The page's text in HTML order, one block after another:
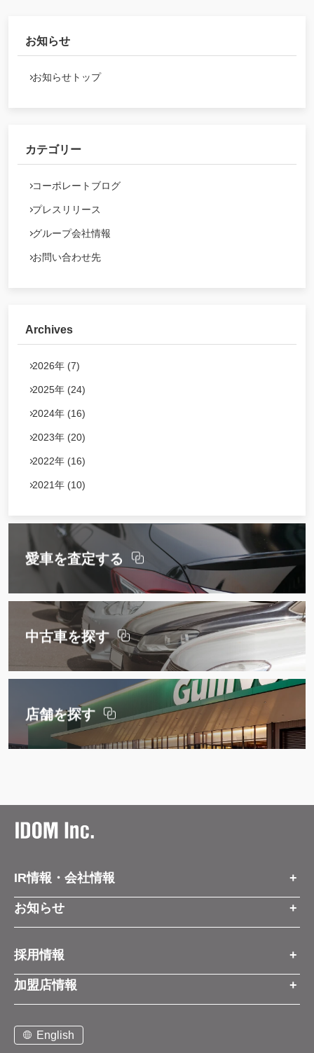
お知らせ
お知らせトップ
カテゴリー
コーポレートブログ
プレスリリース
グループ会社情報
お問い合わせ先
Archives
2026年 (7)
2025年 (24)
2024年 (16)
2023年 (20)
2022年 (16)
2021年 (10)
愛車を査定する
中古車を探す
店舗を探す
IR情報・会社情報
IR情報トップ
会社情報
お知らせ
経営方針
事業展開
お知らせ
プレスリリース
コーポレートブログ
お問い合わせ
採用情報
採用情報トップ
新卒営業職
中途営業職
加盟店情報
ご契約までの流れと費用
English